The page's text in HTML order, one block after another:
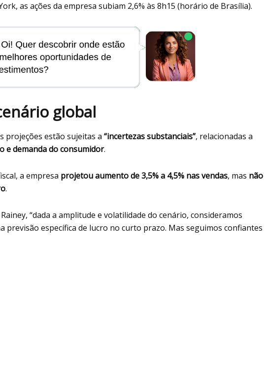
as ações da empresa subiam 2,6% às 8h15 (horário de Brasília).
global
projeções estão sujeitas a “incertezas substanciais”, relacionadas a
e demanda do consumidor.
a empresa projetou aumento de 3,5% a 4,5% nas vendas, mas não
.
“dada a amplitude e volatilidade do cenário, consideramos
previsão específica de lucro no curto prazo. Mas seguimos confiantes